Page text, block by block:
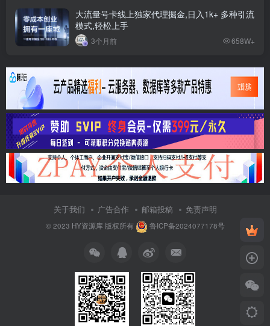
大流量号卡线上独家代理掘金,日入1k+ 多种引流
模式,轻松上手
3个月前 658W+
关于我们 广告合作 邮箱投稿 免责声明
© 2023 HY资源库版权所有 鲁ICP备2024077178号